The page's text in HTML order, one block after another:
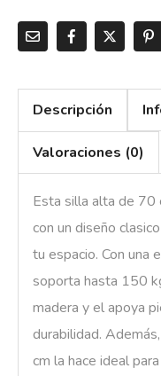
Descripción
Valoraciones (0)
Esta silla alta de 70
con un diseño
tu espacio. Con una
soporta hasta 150
madera y el apoya
durabilidad.
cm la hace ideal